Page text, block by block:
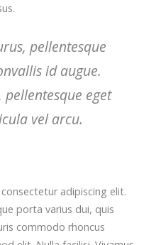
pellentesque
id augue.
eget
vel arcu.
adipiscing elit.
porta varius dui, quis
commodo rhoncus